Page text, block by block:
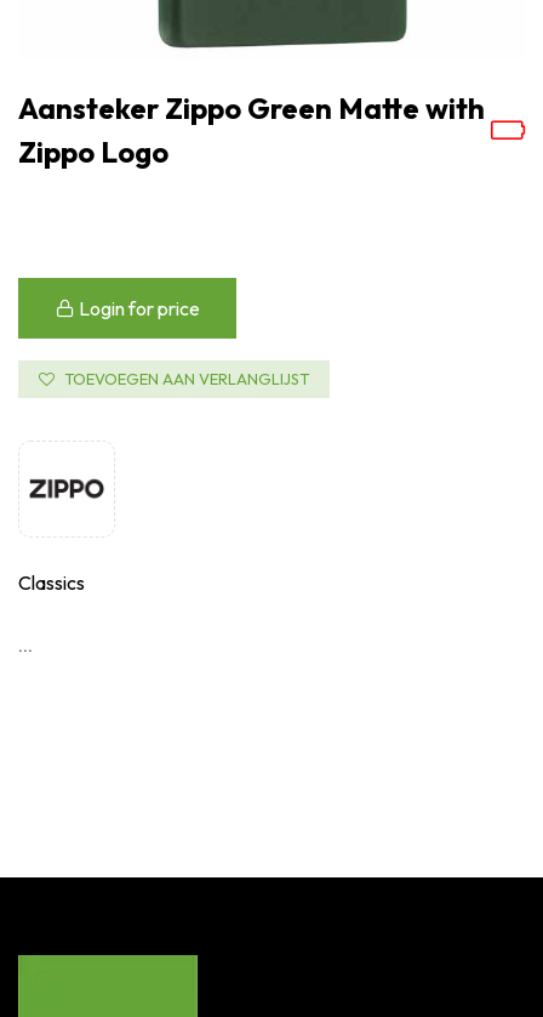
Aansteker Zippo Green Matte with
Zippo Logo
Login for price
TOEVOEGEN AAN VERLANGLIJST
Classics
...